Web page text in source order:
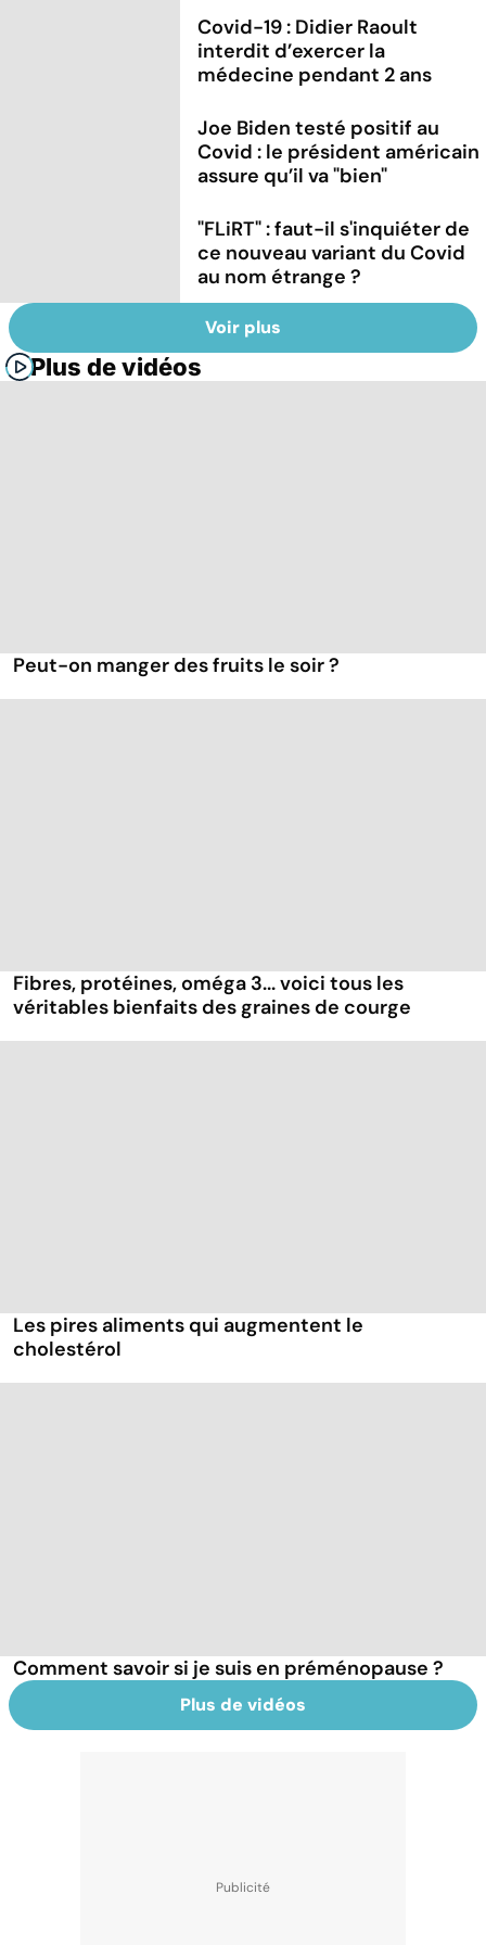
Covid-19 : Didier Raoult
interdit d’exercer la
médecine pendant 2 ans
Joe Biden testé positif au
Covid : le président américain
assure qu’il va "bien"
"FLiRT" : faut-il s'inquiéter de
ce nouveau variant du Covid
au nom étrange ?
Voir plus
Plus de vidéos
Peut-on manger des fruits le soir ?
Fibres, protéines, oméga 3... voici tous les
véritables bienfaits des graines de courge
Les pires aliments qui augmentent le
cholestérol
Comment savoir si je suis en préménopause ?
Plus de vidéos